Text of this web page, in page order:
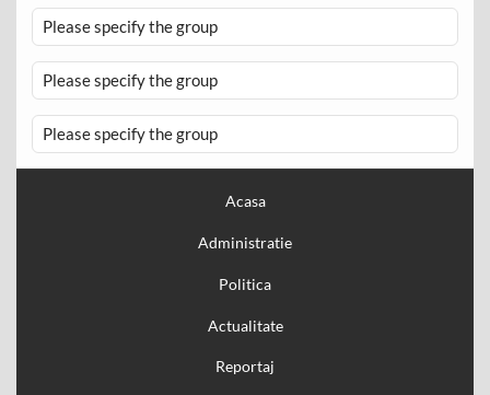
Please specify the group
Please specify the group
Please specify the group
Acasa
Administratie
Politica
Actualitate
Reportaj